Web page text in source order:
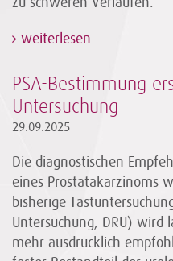
weiterlesen
PSA-Bestimmung
Untersuchung
29.09.2025
Die diagnostischen
eines Prostatakarzinoms
bisherige
Untersuchung, DRU)
mehr ausdrücklich